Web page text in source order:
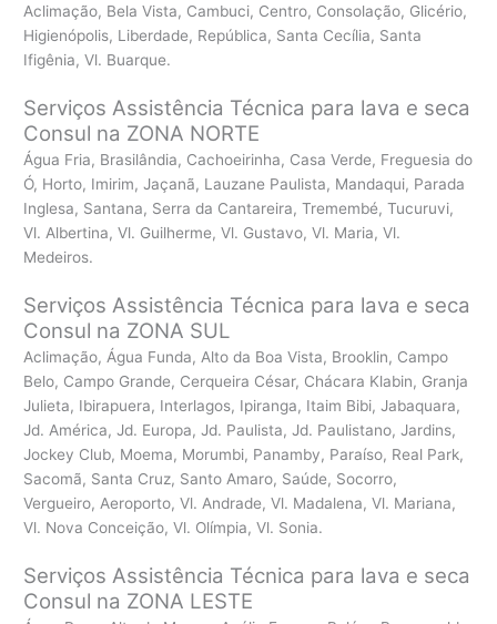
Aclimação, Bela Vista, Cambuci, Centro, Consolação, Glicério,
Higienópolis, Liberdade, República, Santa Cecília, Santa
Ifigênia, Vl. Buarque.
Serviços Assistência Técnica para lava e seca
Consul na ZONA NORTE
Água Fria, Brasilândia, Cachoeirinha, Casa Verde, Freguesia do
Ó, Horto, Imirim, Jaçanã, Lauzane Paulista, Mandaqui, Parada
Inglesa, Santana, Serra da Cantareira, Tremembé, Tucuruvi,
Vl. Albertina, Vl. Guilherme, Vl. Gustavo, Vl. Maria, Vl.
Medeiros.
Serviços Assistência Técnica para lava e seca
Consul na ZONA SUL
Aclimação, Água Funda, Alto da Boa Vista, Brooklin, Campo
Belo, Campo Grande, Cerqueira César, Chácara Klabin, Granja
Julieta, Ibirapuera, Interlagos, Ipiranga, Itaim Bibi, Jabaquara,
Jd. América, Jd. Europa, Jd. Paulista, Jd. Paulistano, Jardins,
Jockey Club, Moema, Morumbi, Panamby, Paraíso, Real Park,
Sacomã, Santa Cruz, Santo Amaro, Saúde, Socorro,
Vergueiro, Aeroporto, Vl. Andrade, Vl. Madalena, Vl. Mariana,
Vl. Nova Conceição, Vl. Olímpia, Vl. Sonia.
Serviços Assistência Técnica para lava e seca
Consul na ZONA LESTE